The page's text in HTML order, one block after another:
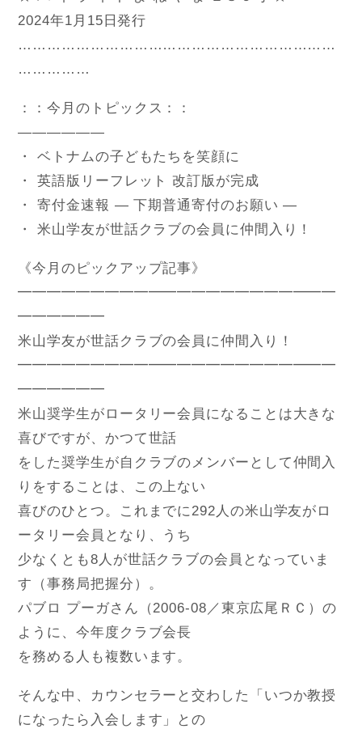
2024年1月15日発行
…………………………………………………………
……………
：：今月のトピックス：：
——————
・ ベトナムの子どもたちを笑顔に
・ 英語版リーフレット 改訂版が完成
・ 寄付金速報 ― 下期普通寄付のお願い ―
・ 米山学友が世話クラブの会員に仲間入り！
《今月のピックアップ記事》
━━━━━━━━━━━━━━━━━━━━━━
━━━━━━
米山学友が世話クラブの会員に仲間入り！
━━━━━━━━━━━━━━━━━━━━━━
━━━━━━
米山奨学生がロータリー会員になることは大きな
喜びですが、かつて世話
をした奨学生が自クラブのメンバーとして仲間入
りをすることは、この上ない
喜びのひとつ。これまでに292人の米山学友がロ
ータリー会員となり、うち
少なくとも8人が世話クラブの会員となっていま
す（事務局把握分）。
パブロ プーガさん（2006-08／東京広尾ＲＣ）の
ように、今年度クラブ会長
を務める人も複数います。
そんな中、カウンセラーと交わした「いつか教授
になったら入会します」との
イ
内
検
索